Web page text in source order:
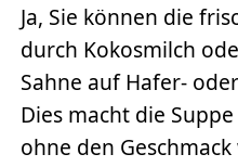
Ja, Sie können die
durch Kokosmilch
Sahne auf Hafer-
Dies macht die
ohne den